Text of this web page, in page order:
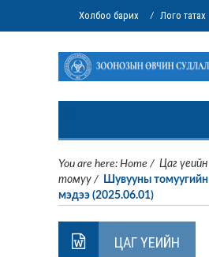
Холбоо барих / Лого татах
You are here: Home / Цаг үеийн
томуу /
Шувууны
мэдээ (2025.06.01)
ЦАГ ҮЕИЙН